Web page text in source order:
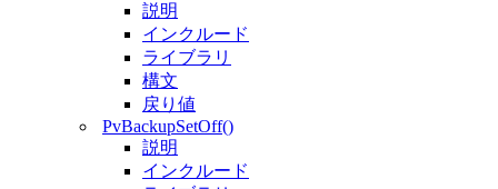
説明
インクルード
ライブラリ
構文
戻り値
PvBackupSetOff()
説明
インクルード